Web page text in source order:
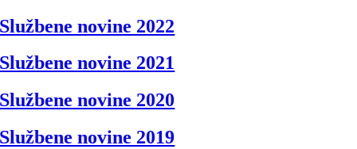
Službene novine 2022
Službene novine 2021
Službene novine 2020
Službene novine 2019